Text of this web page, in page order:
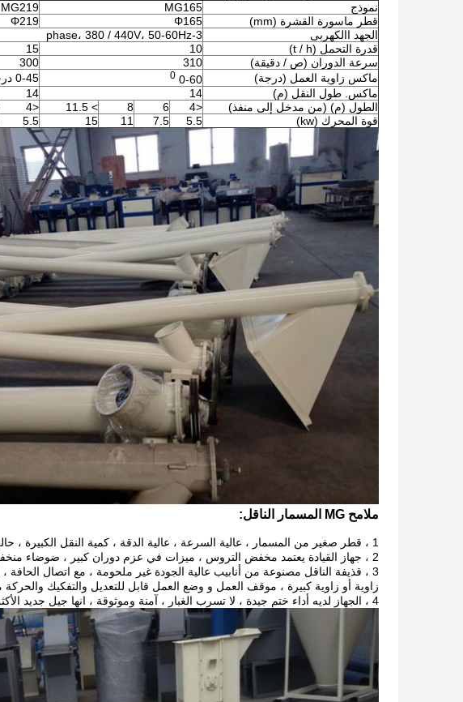
نموذج MG165
MG219
قطر ماسورة القشرة (mm)
Φ165
Φ219
الجهد االكهربى
3-phase، 380 / 440V، 50-60Hz
قدرة التحمل (t / h)
10
15
سرعة الدوران (ص / دقيقة)
310
300
ماكس زاوية العمل (درجة)
0-60
0
0-45 درجة
ماكس. طول النقل (م)
14
14
الطول (م) (من مدخل إلى منفذ)
<4
6
8
> 11.5
<4
قوة المحرك (kw)
5.5
7.5
11
15
5.5
ملامح MG المسمار الناقل:
1 ، قطر صغير من المسمار ، عالية السرعة ، عالية الدقة ، كمية النقل الكبيرة ، حالة نقل جيدة ؛
2 ، جهاز القيادة يعتمد مخفض التروس ، ميزات في عزم دوران كبير ، ضوضاء منخفضة ، لا تسرب الزيت ، حياة طويلة.
3 ، قذيفة الناقل مصنوعة من أنابيب عالية الجودة غير ملحومة ، مع اتصال
زاوية أو زاوية كبيرة ، موقف العمل و وضع العمل قابل للتعديل والتفكيك والحركة
4 ، الجهاز لديه أداء ختم جيدة ، لا تسرب الغبار ، آمنة وموثوقة ، انها جيل جديد الأكثر مثالية لحماية البيئة المنتج.